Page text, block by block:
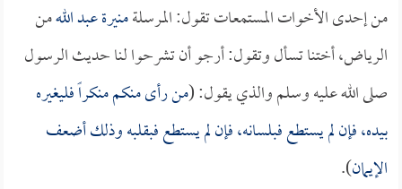
من إحدى الأخوات المستمعات تقول: المرسلةمنيرة عبد اللهمن
الرياض، أختنا تسأل وتقول: أرجو أن تشرحوا لنا حديث الرسول
صلى الله عليه وسلم والذي يقول: (من رأى منكم منكراً فليغيره
بيده، فإن لم يستطع فبلسانه، فإن لم يستطع فبقلبه وذلك أضعف
الإيمان).